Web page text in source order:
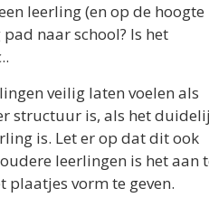
leerling (en op de hoogte
naar school? Is het
veilig laten voelen als
structuur is, als het
is. Let er op dat dit ook
leerlingen is het aan
vorm te geven.